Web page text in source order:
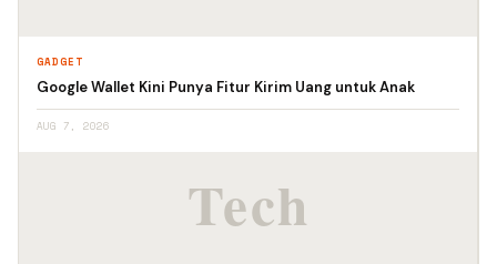
GADGET
Google Wallet Kini Punya Fitur Kirim Uang untuk Anak
AUG 7, 2026